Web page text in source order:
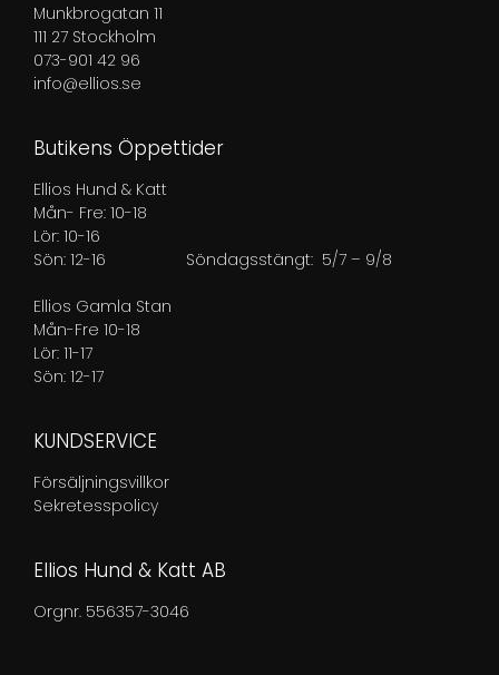
Munkbrogatan 11
111 27 Stockholm
073-901 42 96
info@ellios.se
Butikens Öppettider
Ellios Hund & Katt
Mån- Fre: 10-18
Lör: 10-16
Sön: 12-16 Söndagsstängt: 5/7 – 9/8
Ellios Gamla Stan
Mån-Fre 10-18
Lör: 11-17
Sön: 12-17
KUNDSERVICE
Försäljningsvillkor
Sekretesspolicy
Ellios Hund & Katt AB
Orgnr. 556357-3046